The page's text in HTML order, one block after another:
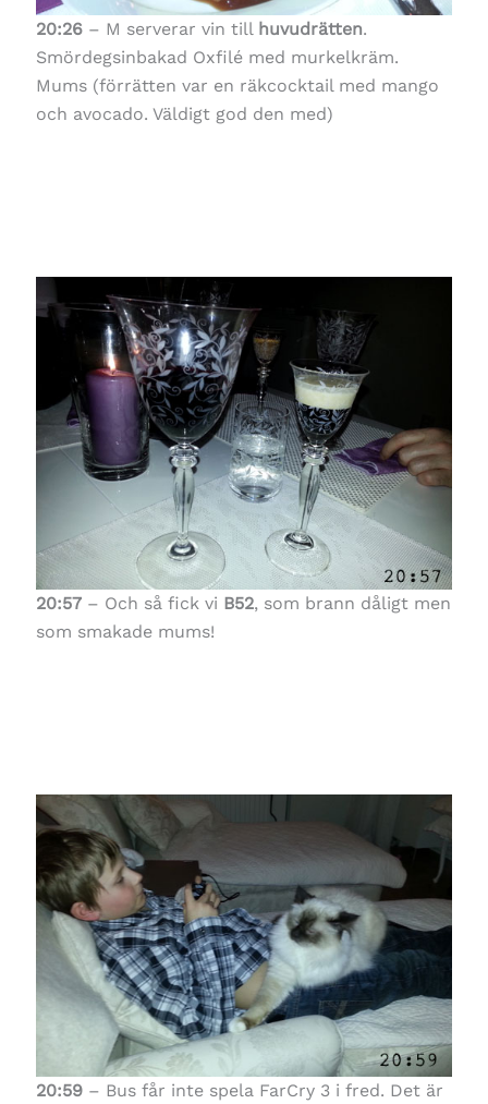
20:26– M serverar vin till huvudrätten.
Smördegsinbakad Oxfilé med murkelkräm.
Mums (förrätten var en räkcocktail med mango
och avocado. Väldigt god den med)
20:57– Och så fick vi B52, som brann dåligt men
som smakade mums!
20:59– Bus får inte spela FarCry 3 i fred. Det är